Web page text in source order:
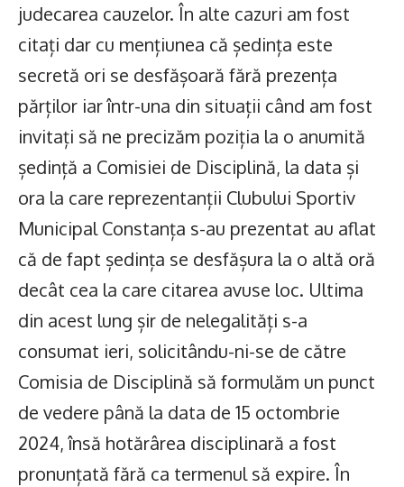
judecarea cauzelor. În alte cazuri am fost
citați dar cu mențiunea că ședința este
secretă ori se desfășoară fără prezența
părților iar într-una din situații când am fost
invitați să ne precizăm poziția la o anumită
ședință a Comisiei de Disciplină, la data și
ora la care reprezentanții Clubului Sportiv
Municipal Constanța s-au prezentat au aflat
că de fapt ședința se desfășura la o altă oră
decât cea la care citarea avuse loc. Ultima
din acest lung șir de nelegalități s-a
consumat ieri, solicitându-ni-se de către
Comisia de Disciplină să formulăm un punct
de vedere până la data de 15 octombrie
2024, însă hotărârea disciplinară a fost
pronunțată fără ca termenul să expire. În